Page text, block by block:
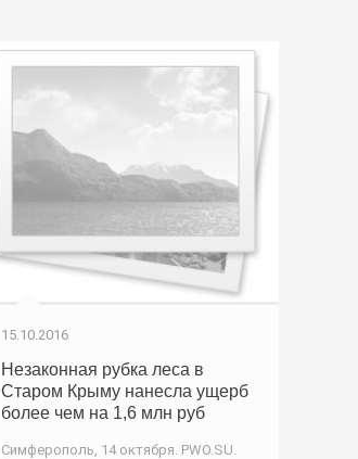
15.10.2016
Незаконная рубка леса в
Старом Крыму нанесла ущерб
более чем на 1,6 млн руб
Симферополь, 14 октября. PWO.SU.